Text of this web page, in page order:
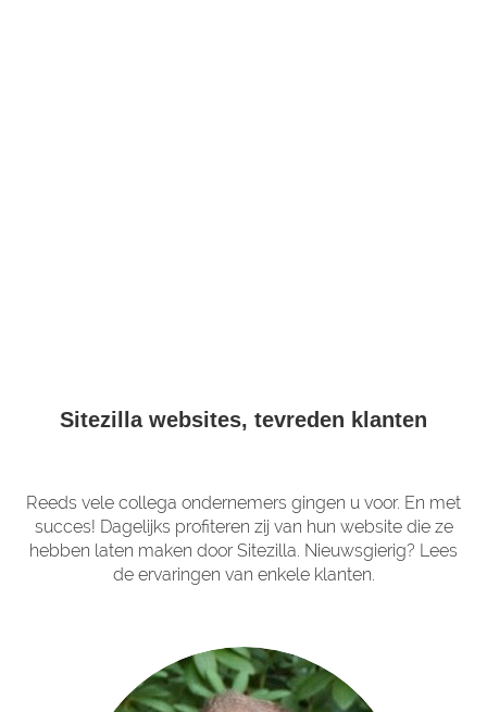
Sitezilla websites, tevreden klanten
Reeds vele collega ondernemers gingen u voor. En met
succes! Dagelijks profiteren zij van hun website die ze
hebben laten maken door Sitezilla. Nieuwsgierig? Lees
de ervaringen van enkele klanten.